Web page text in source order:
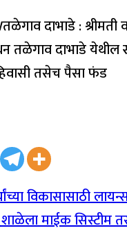
दाभाडे : श्रीमती
तळेगाव दाभाडे येथील
तसेच पैसा फंड